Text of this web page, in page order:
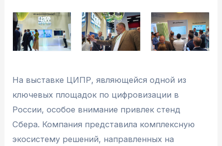
На выставке ЦИПР, являющейся одной из
ключевых площадок по цифровизации в
России, особое внимание привлек стенд
Сбера. Компания представила комплексную
экосистему решений, направленных на